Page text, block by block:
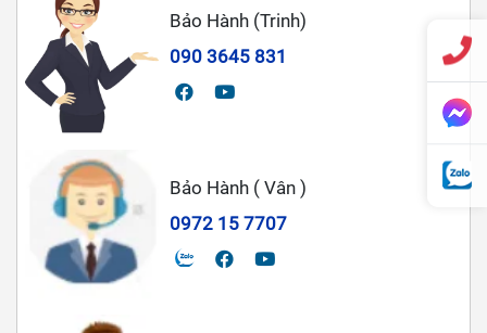
Bảo Hành (Trinh)
090 3645 831
Bảo Hành ( Vân )
0972 15 7707